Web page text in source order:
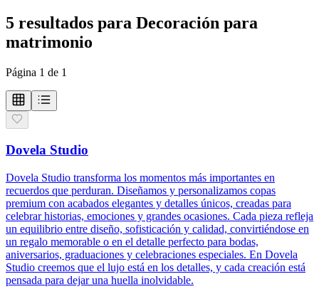
5 resultados para Decoración para
matrimonio
Página 1 de 1
Dovela Studio
Dovela Studio transforma los momentos más importantes en
recuerdos que perduran. Diseñamos y personalizamos copas
premium con acabados elegantes y detalles únicos, creadas para
celebrar historias, emociones y grandes ocasiones. Cada pieza refleja
un equilibrio entre diseño, sofisticación y calidad, convirtiéndose en
un regalo memorable o en el detalle perfecto para bodas,
aniversarios, graduaciones y celebraciones especiales. En Dovela
Studio creemos que el lujo está en los detalles, y cada creación está
pensada para dejar una huella inolvidable.